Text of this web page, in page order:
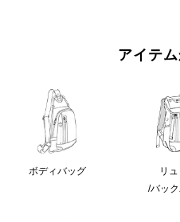
アイテ
ボディバッグ
リ
/バッ